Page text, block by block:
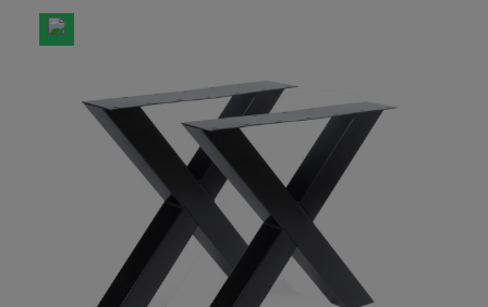
Lounge Höhe geeignet.